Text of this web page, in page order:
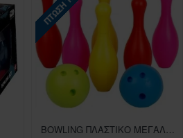
BOWLING ΠΛΑΣΤΙΚΟ ΜΕΓΑΛΗ ΣΥΣΚΕΥΑΣΙΑ